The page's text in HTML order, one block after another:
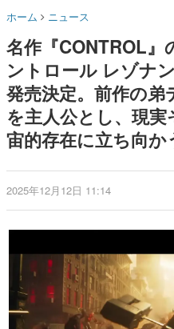
ゲームに多大な影
日本のコンテンツ
画です。
日本モバイル
日本のモバイルゲ
ルを網羅するほか
解説を掲載。約20
若ゲのいたり
一先生によるゲー
なんでゲーム
具体的な形から解
ゲームが変え
「経験値」「裏技
の起源や用法の変
イニーP氏が徹底調
なじみの緩衝材が会社の名前に
ホーム ニュース
名作『CONTROL』
ントロール レゾナ
発売決定。前作の
を主人公とし、現
宙的存在に立ち向か
2025年12月12日 11:14